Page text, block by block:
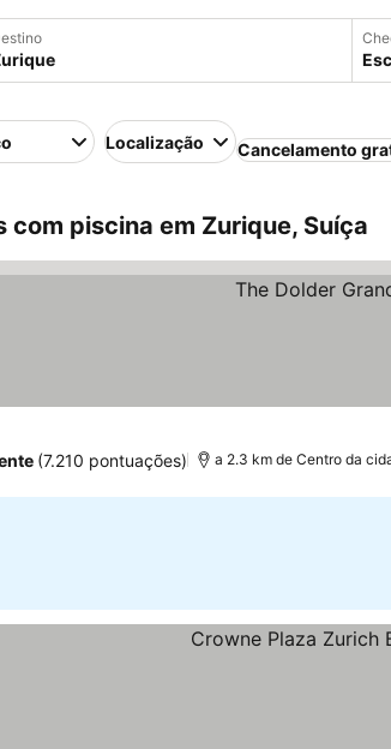
Localização Cancelamento
com piscina em Zurique, Suíça
(7.210 pontuações) a 2.3 km de Centro da